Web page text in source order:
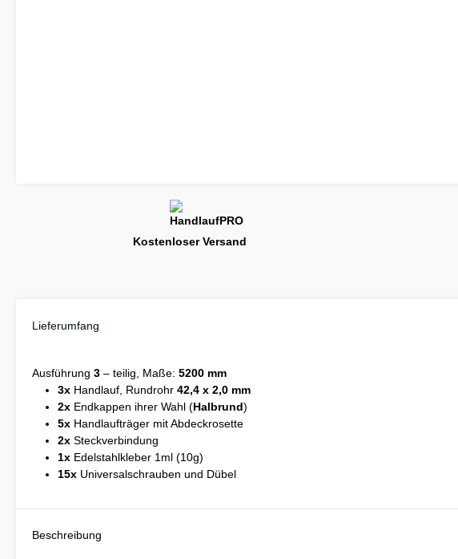
Kostenloser Versand
Lieferumfang
Ausführung 3 – teilig, Maße: 5200 mm
3x Handlauf, Rundrohr 42,4 x 2,0 mm
2x Endkappen ihrer Wahl (Halbrund)
5x Handlaufträger mit Abdeckrosette
2x Steckverbindung
1x Edelstahlkleber 1ml (10g)
15x Universalschrauben und Dübel
Beschreibung